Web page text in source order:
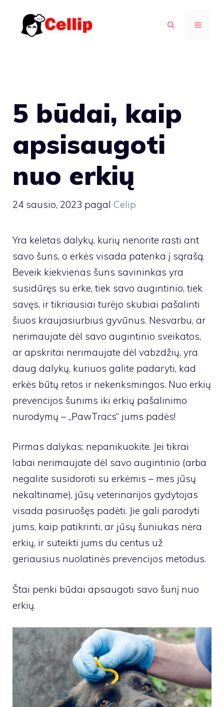
turinio
MENIU
5 būdai, kaip
apsisaugoti
nuo erkių
24 sausio, 2023 pagal Celip
Yra keletas dalykų, kurių nenorite rasti ant
savo šuns, o erkės visada patenka į sąrašą.
Beveik kiekvienas šuns savininkas yra
susidūręs su erke, tiek savo augintinio, tiek
savęs, ir tikriausiai turėjo skubiai pašalinti
šiuos kraujasiurbius gyvūnus. Nesvarbu, ar
nerimaujate dėl savo augintinio sveikatos,
ar apskritai nerimaujate dėl vabzdžių, yra
daug dalykų, kuriuos galite padaryti, kad
erkės būtų retos ir nekenksmingos. Nuo erkių
prevencijos šunims iki erkių pašalinimo
nurodymų – „PawTracs“ jums padės!
Pirmas dalykas: nepanikuokite. Jei tikrai
labai nerimaujate dėl savo augintinio (arba
negalite susidoroti su erkėmis – mes jūsų
nekaltiname), jūsų veterinarijos gydytojas
visada pasiruošęs padėti. Jie gali parodyti
jums, kaip patikrinti, ar jūsų šuniukas nėra
erkių, ir suteikti jums du centus už
geriausius nuolatinės prevencijos metodus.
Štai penki būdai apsaugoti savo šunį nuo
erkių.